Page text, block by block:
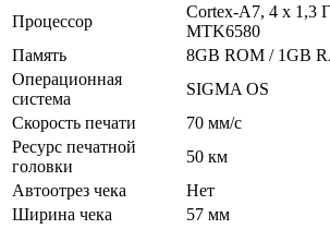
Процессор
Cortex-A7, 4 х 1,3
MTK6580
Память
8GB ROM / 1GB
Операционная
система
SIGMA OS
Скорость печати
70 мм/с
Ресурс печатной
головки
50 км
Автоотрез чека
Нет
Ширина чека
57 мм